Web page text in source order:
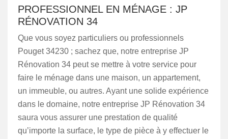
PROFESSIONNEL EN MÉNAGE : JP
RÉNOVATION 34
Que vous soyez particuliers ou professionnels
Pouget 34230 ; sachez que, notre entreprise JP
Rénovation 34 peut se mettre à votre service pour
faire le ménage dans une maison, un appartement,
un immeuble, ou autres. Ayant une solide expérience
dans le domaine, notre entreprise JP Rénovation 34
saura vous assurer une prestation de qualité
qu’importe la surface, le type de pièce à y effectuer le